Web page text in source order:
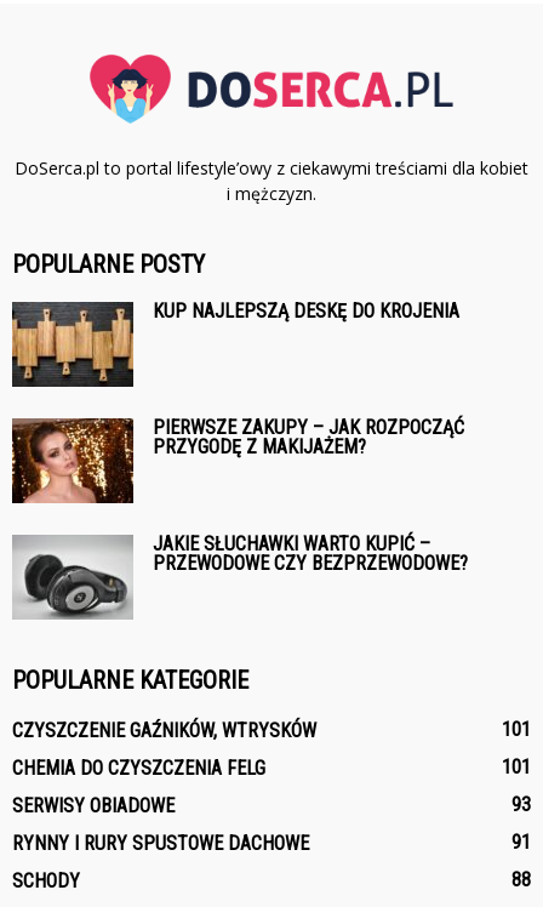
DoSerca.pl to portal lifestyle’owy z ciekawymi treściami dla kobiet
i mężczyzn.
POPULARNE POSTY
KUP NAJLEPSZĄ DESKĘ DO KROJENIA
PIERWSZE ZAKUPY – JAK ROZPOCZĄĆ
PRZYGODĘ Z MAKIJAŻEM?
JAKIE SŁUCHAWKI WARTO KUPIĆ –
PRZEWODOWE CZY BEZPRZEWODOWE?
POPULARNE KATEGORIE
CZYSZCZENIE GAŹNIKÓW, WTRYSKÓW
101
CHEMIA DO CZYSZCZENIA FELG
101
SERWISY OBIADOWE
93
RYNNY I RURY SPUSTOWE DACHOWE
91
SCHODY
88